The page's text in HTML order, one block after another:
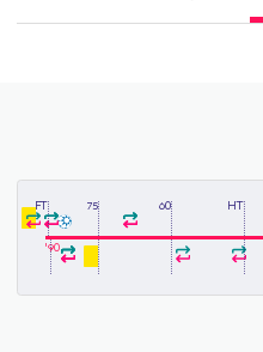
HT
60
75
FT
90'